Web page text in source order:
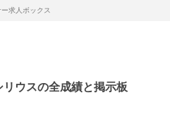
ー求人ボックス
リウスの全成績と掲示板